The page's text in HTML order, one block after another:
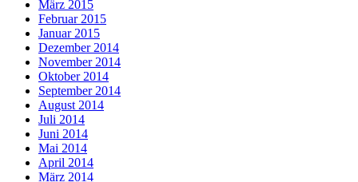
März 2015
Februar 2015
Januar 2015
Dezember 2014
November 2014
Oktober 2014
September 2014
August 2014
Juli 2014
Juni 2014
Mai 2014
April 2014
März 2014